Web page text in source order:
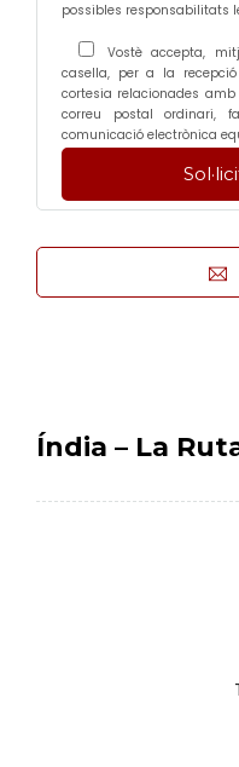
possibles responsabilitats
Vostè accepta,
casella, per a la
cortesia relacionades
correu postal ordinari,
comunicació electrònica
Índia – La